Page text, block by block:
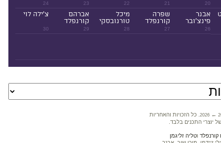
20
21
22
23
24
26
אבנר
פינצ'ובר
27
שפרה
קורנפלד
28
מיכל
טורנובסקי
29
אברהם
קורנפלד
30
צ'ילה לוי
2026 ←
. כל הזכויות והאחריות
יוצרי התכנים בלבד.
וטליה זליגמן